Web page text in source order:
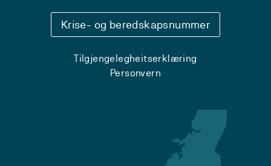
Krise- og beredskapsnummer
Tilgjengelegheitserklæring
Personvern